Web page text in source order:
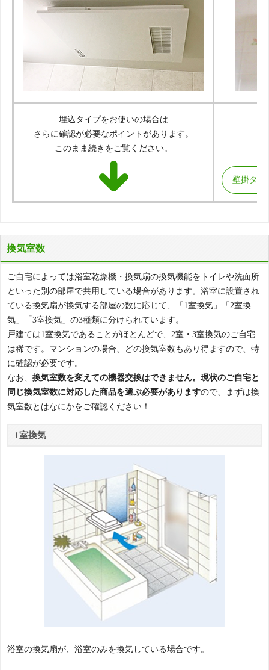
埋込タイプをお使いの場合は
さらに確認が必要なポイントがあります。
このまま続きをご覧ください。
壁掛タイ
換気室数
ご自宅によっては浴室乾燥機・換気扇の換気機能をトイレや洗面所
といった別の部屋で共用している場合があります。浴室に設置され
ている換気扇が換気する部屋の数に応じて、「1室換気」「2室換
気」「3室換気」の3種類に分けられています。
戸建ては1室換気であることがほとんどで、2室・3室換気のご自宅
は稀です。マンションの場合、どの換気室数もあり得ますので、特
に確認が必要です。
なお、 換気室数を変えての機器交換はできません。現状のご自宅と
同じ換気室数に対応した商品を選ぶ必要がありますので、まずは換
気室数とはなにかをご確認ください！
1室換気
浴室の換気扇が、浴室のみを換気している場合です。